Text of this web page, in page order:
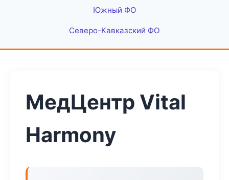
Южный ФО
Северо-Кавказский ФО
МедЦентр Vital
Harmony